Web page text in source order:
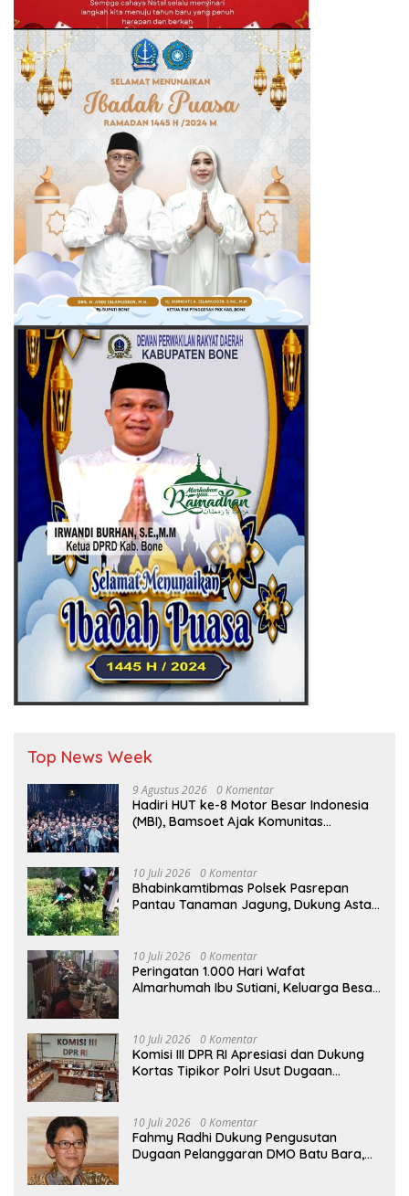
Top News Week
9 Agustus 2026 0 Komentar
Hadiri HUT ke-8 Motor Besar Indonesia
(MBI), Bamsoet Ajak Komunitas
Provokasi Pecah Belah Bangsa
10 Juli 2026 0 Komentar
Bhabinkamtibmas Polsek Pasrepan
Pantau Tanaman Jagung, Dukung Asta
10 Juli 2026 0 Komentar
Peringatan 1.000 Hari Wafat
Almarhumah Ibu Sutiani, Keluarga Besar
10 Juli 2026 0 Komentar
Komisi III DPR RI Apresiasi dan Dukung
Kortas Tipikor Polri Usut Dugaan
10 Juli 2026 0 Komentar
Fahmy Radhi Dukung Pengusutan
Dugaan Pelanggaran DMO Batu Bara,